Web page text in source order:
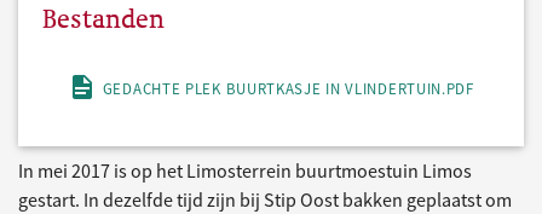
Bestanden
GEDACHTE PLEK BUURTKASJE IN VLINDERTUIN.PDF
In mei 2017 is op het Limosterrein buurtmoestuin Limos
gestart. In dezelfde tijd zijn bij Stip Oost bakken geplaatst om